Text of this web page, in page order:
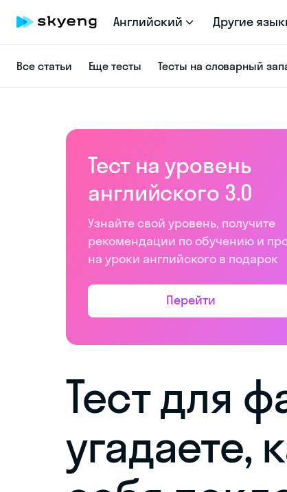
Английский Другие
Все статьи Еще тесты Тесты на словарный
Тест на уровень
английского 3.0
Узнайте свой уровень, получите
рекомендации по обучению и
на уроки английского в подарок
Перейти
Тест для
угадаете,